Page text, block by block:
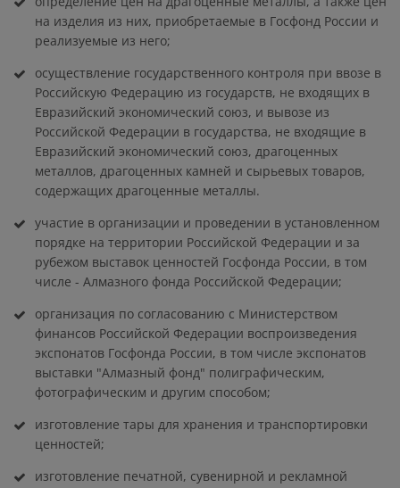
на изделия из них, приобретаемые в Госфонд России и
реализуемые из него;
осуществление государственного контроля при ввозе в
Российскую Федерацию из государств, не входящих в
Евразийский экономический союз, и вывозе из
Российской Федерации в государства, не входящие в
Евразийский экономический союз, драгоценных
металлов, драгоценных камней и сырьевых товаров,
содержащих драгоценные металлы.
участие в организации и проведении в установленном
порядке на территории Российской Федерации и за
рубежом выставок ценностей Госфонда России, в том
числе - Алмазного фонда Российской Федерации;
организация по согласованию с Министерством
финансов Российской Федерации воспроизведения
экспонатов Госфонда России, в том числе экспонатов
выставки "Алмазный фонд" полиграфическим,
фотографическим и другим способом;
изготовление тары для хранения и транспортировки
ценностей;
изготовление печатной, сувенирной и рекламной